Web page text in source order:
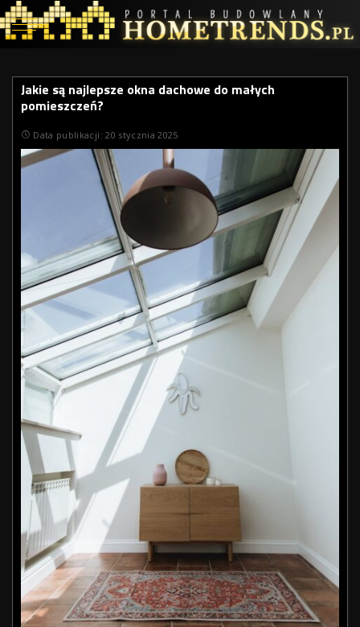
Jakie są najlepsze okna dachowe do małych
pomieszczeń?
Data publikacji: 20 stycznia 2025